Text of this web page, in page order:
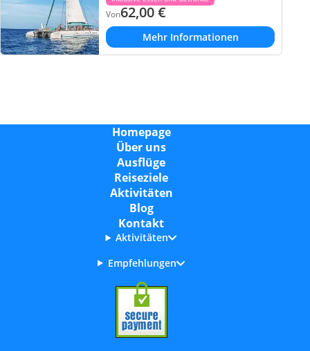
Von62,00€
Mehr Informationen
Homepage
Über uns
Ausflüge
Reiseziele
Aktivitäten
Blog
Kontakt
Aktivitäten
Empfehlungen